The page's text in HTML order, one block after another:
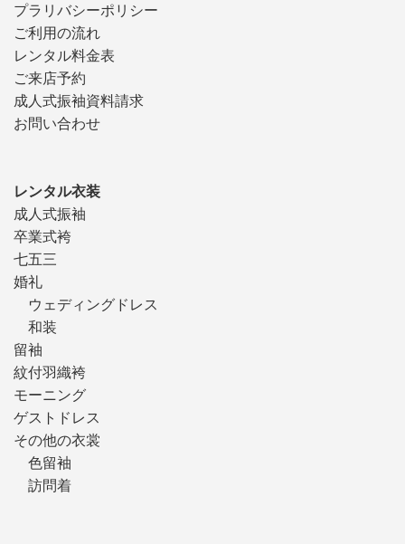
プラリバシーポリシー
ご利用の流れ
レンタル料金表
ご来店予約
成人式振袖資料請求
お問い合わせ
レンタル衣装
成人式振袖
卒業式袴
七五三
婚礼
ウェディングドレス
和装
留袖
紋付羽織袴
モーニング
ゲストドレス
その他の衣裳
色留袖
訪問着